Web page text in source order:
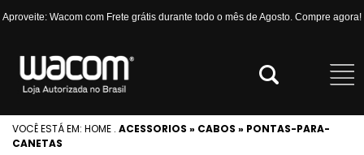
Aproveite: Wacom com Frete grátis durante todo o mês de Agosto. Compre agora!
VOCÊ ESTÁ EM: HOME . ACESSORIOS » CABOS » PONTAS-PARA-
CANETAS